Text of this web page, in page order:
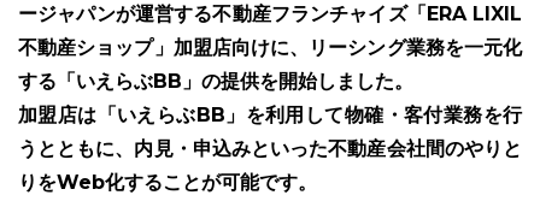
ホームページ制作について プラン紹介･制作の流れ
ージャパンが運営する不動産フランチャイズ「ERA LIXIL
不動産ショップ」加盟店向けに、リーシング業務を一元化
する「いえらぶBB」の提供を開始しました。
加盟店は「いえらぶBB」を利用して物確・客付業務を行
うとともに、内見・申込みといった不動産会社間のやりと
りをWeb化することが可能です。